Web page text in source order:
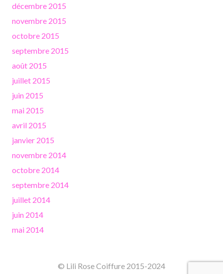
décembre 2015
novembre 2015
octobre 2015
septembre 2015
août 2015
juillet 2015
juin 2015
mai 2015
avril 2015
janvier 2015
novembre 2014
octobre 2014
septembre 2014
juillet 2014
juin 2014
mai 2014
© Lili Rose Coiffure 2015-2024